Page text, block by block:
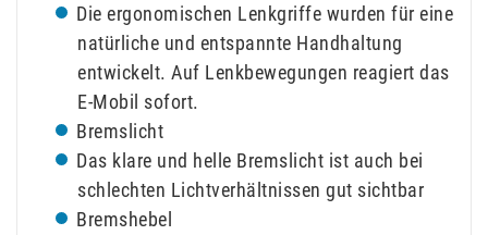
Die ergonomischen Lenkgriffe wurden für eine
natürliche und entspannte Handhaltung
entwickelt. Auf Lenkbewegungen reagiert das
E-Mobil sofort.
Bremslicht
Das klare und helle Bremslicht ist auch bei
schlechten Lichtverhältnissen gut sichtbar
Bremshebel